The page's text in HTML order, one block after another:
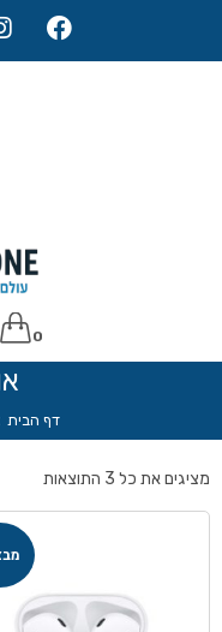
0
דף הבית
מציגים את כל ⁦3⁩ התוצאות